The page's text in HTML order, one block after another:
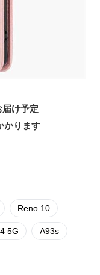
け予定
かります
Reno 10
5G A93s